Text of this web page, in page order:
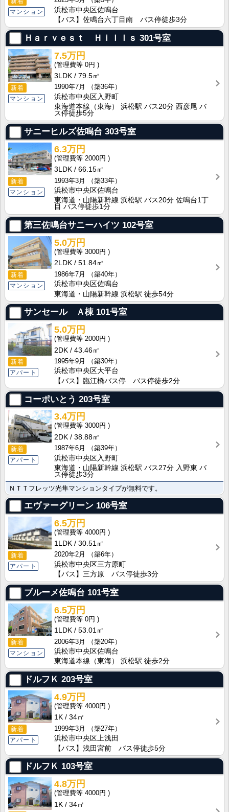
マンション
浜松市中央区佐鳴台
【バス】佐鳴台六丁目南 バス停徒歩3分
Ｈａｒｖｅｓｔ Ｈｉｌｌｓ 301号室
新着
マンション
7.5万円
0円
3LDK
79.5㎡
1990年7月
（築36年）
浜松市中央区入野町
東海道本線（東海） 浜松駅 バス20分 西彦尾 バ
ス停徒歩5分
サニーヒルズ佐鳴台 303号室
新着
マンション
6.3万円
2000円
3LDK
66.15㎡
1993年3月
（築33年）
浜松市中央区佐鳴台
東海道・山陽新幹線 浜松駅 バス20分 佐鳴台1丁
目 バス停徒歩1分
第三佐鳴台サニーハイツ 102号室
新着
マンション
5.0万円
3000円
2LDK
51.84㎡
1986年7月
（築40年）
浜松市中央区佐鳴台
東海道・山陽新幹線 浜松駅 徒歩54分
サンセール Ａ棟101号室
新着
アパート
5.0万円
2000円
2DK
43.46㎡
1995年9月
（築30年）
浜松市中央区大平台
【バス】臨江橋バス停 バス停徒歩2分
コーポいとう 203号室
新着
アパート
3.4万円
3000円
2DK
38.88㎡
1987年6月
（築39年）
浜松市中央区入野町
東海道・山陽新幹線 浜松駅 バス27分 入野東 バ
ス停徒歩3分
ＮＴＴフレッツ光隼マンションタイプが無料です。
エヴァーグリーン 106号室
新着
アパート
6.5万円
4000円
1LDK
30.51㎡
2020年2月
（築6年）
浜松市中央区三方原町
【バス】三方原 バス停徒歩3分
ブルーメ佐鳴台 101号室
新着
マンション
6.5万円
0円
1LDK
53.01㎡
2006年3月
（築20年）
浜松市中央区佐鳴台
東海道本線（東海） 浜松駅 徒歩2分
ドルフＫ 203号室
新着
アパート
4.9万円
4000円
1K
34㎡
1999年3月
（築27年）
浜松市中央区上浅田
【バス】浅田宮前 バス停徒歩5分
ドルフＫ 103号室
4.8万円
4000円
1K
34㎡